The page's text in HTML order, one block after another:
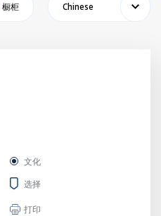
橱柜 Chinese
文化
选择
打印